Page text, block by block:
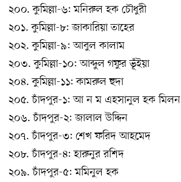
২০০. কুমিল্লা-৬: মনিরুল হক চৌধুরী
২০১. কুমিল্লা-৮: জাকারিয়া তাহের
২০২. কুমিল্লা-৯: আবুল কালাম
২০৩. কুমিল্লা-১০: আব্দুল গফুর ভূঁইয়া
২০৪. কুমিল্লা-১১: কামরুল হুদা
২০৫. চাঁদপুর-১: আ ন ম এহসানুল হক মিলন
২০৬. চাঁদপুর-২: জালাল উদ্দিন
২০৭. চাঁদপুর-৩: শেখ ফরিদ আহমেদ
২০৮. চাঁদপুর-৪: হারুনুর রশিদ
২০৯. চাঁদপুর-৫: মমিনুল হক